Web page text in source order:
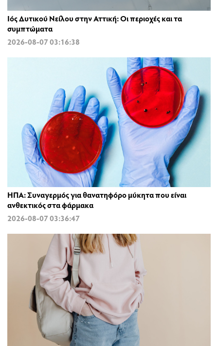
Ιός Δυτικού Νείλου στην Αττική: Οι περιοχές και τα
συμπτώματα
2026-08-07 03:16:38
ΗΠΑ: Συναγερμός για θανατηφόρο μύκητα που είναι
ανθεκτικός στα φάρμακα
2026-08-07 03:36:47